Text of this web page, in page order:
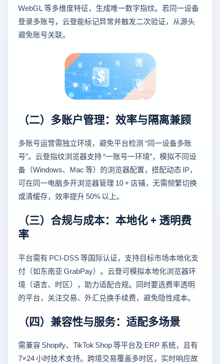
WebGL 等多维度特征，生成唯一数字指纹。若同一设备
登录多账号，云登能标记异常并触发二次验证，从源头
避免账号关联。
（二）多账户管理：效率与隔离兼顾
多账号运营需独立环境，避免平台检测 “同一设备多账
号”。云登指纹浏览器支持 “一账号一环境”，模拟不同设
备（Windows、Mac 等）的浏览器配置，搭配动态 IP，
可在同一电脑多开浏览器管理 10 + 店铺，无需频繁切换
或清缓存，效率提升 50% 以上。
（三）合规与成本：本地化 + 透明费
率
平台需有 PCI-DSS 等国际认证，支持目标市场本地化支
付（如东南亚 GrabPay）。云登可模拟本地化浏览器环
境（语言、时区），助力适配合规。同时要选费率透明
的平台，关注交易、外汇兑换手续费，避免隐性成本。
（四）兼容性与服务：适配多场景
需兼容 Shopify、TikTok Shop 等平台及 ERP 系统，且有
7×24 小时技术支持。跨境交易覆盖多时区，实时响应故